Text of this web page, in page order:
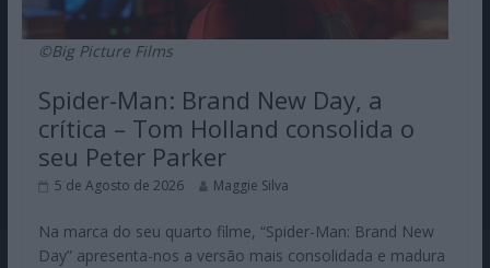
©Big Picture Films
Spider-Man: Brand New Day, a
crítica – Tom Holland consolida o
seu Peter Parker
5 de Agosto de 2026 Maggie Silva
Na marca do seu quarto filme, “Spider-Man: Brand New
Day” apresenta-nos a versão mais consolidada e madura